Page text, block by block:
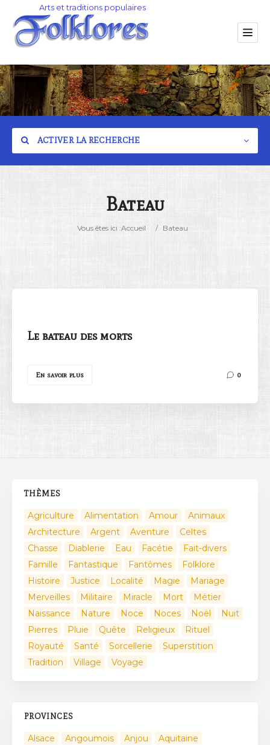
ACTIVER LA RECHERCHE
Bateau
Vous êtes ici :Accueil / Bateau
Le bateau des morts
En savoir plus 0
THÈMES
Agriculture Alimentation Amour
Animaux
Architecture
Argent Aventure
Celtes
Chasse
Diablerie Eau Facétie
Fait-divers
Famille
Fantastique Fantômes
Folklore
Histoire
Justice Localité Magie
Mariage
Merveilles
Militaire Miracle Mort
Métier
Naissance
Nature Noce Noces Noël
Nuit
Pierres
Pluie Quête Religieux
Rituel
Royauté
Santé Sorcellerie
Superstition
Tradition
Village Voyage
PROVINCES
Alsace Angoumois Anjou
Aquitaine